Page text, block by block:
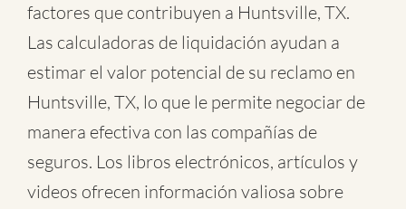
factores que contribuyen a Huntsville, TX.
Las calculadoras de liquidación ayudan a
estimar el valor potencial de su reclamo en
Huntsville, TX, lo que le permite negociar de
manera efectiva con las compañías de
seguros. Los libros electrónicos, artículos y
videos ofrecen información valiosa sobre